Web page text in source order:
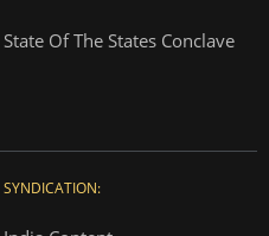
State Of The States Conclave
SYNDICATION: